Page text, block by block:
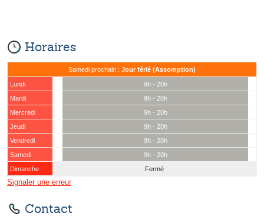
Horaires
Samedi prochain : Jour férié (Assomption)
Lundi
9h - 20h
Mardi
9h - 20h
Mercredi
9h - 20h
Jeudi
9h - 20h
Vendredi
9h - 20h
Samedi
9h - 20h
Dimanche
Fermé
Signaler une erreur
Contact